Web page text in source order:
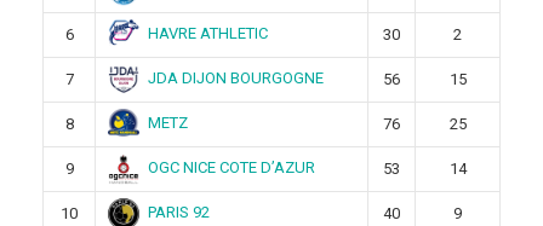
6 HAVRE ATHLETIC 30 2
7 JDA DIJON BOURGOGNE 56 15
8 METZ 76 25
9 OGC NICE COTE D’AZUR 53 14
10 PARIS 92 40 9